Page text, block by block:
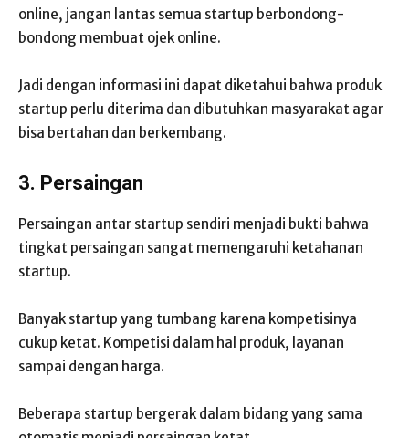
online, jangan lantas semua startup berbondong-
bondong membuat ojek online.
Jadi dengan informasi ini dapat diketahui bahwa produk
startup perlu diterima dan dibutuhkan masyarakat agar
bisa bertahan dan berkembang.
3. Persaingan
Persaingan antar startup sendiri menjadi bukti bahwa
tingkat persaingan sangat memengaruhi ketahanan
startup.
Banyak startup yang tumbang karena kompetisinya
cukup ketat. Kompetisi dalam hal produk, layanan
sampai dengan harga.
Beberapa startup bergerak dalam bidang yang sama